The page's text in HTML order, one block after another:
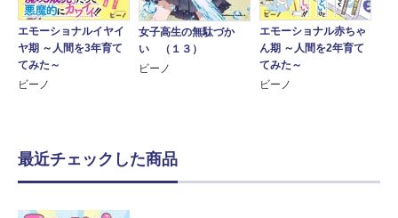
エモーショナルイヤイ
ヤ期 ～人間を3年育て
てみた～
ビーノ
女子高生の無駄づか
い （１３）
ビーノ
エモーショナル赤ちゃ
ん期 ～人間を2年育て
てみた～
ビーノ
最近チェックした商品